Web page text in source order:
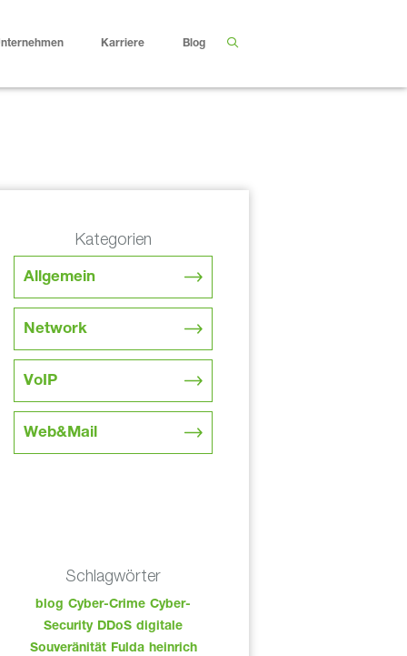
Karriere Blog
Kategorien
Allgemein
Network
VoIP
Web&Mail
Schlagwörter
blog Cyber-Crime Cyber-
Security DDoS digitale
Souveränität Fulda heinrich